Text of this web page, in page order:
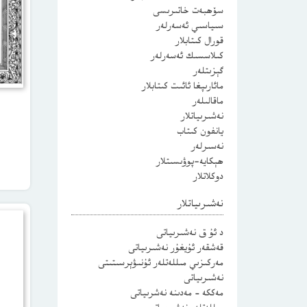
سۆھبەت خاتىرىسى
سىياسىي ئەسەرلەر
قورال كىتابلار
كىلاسسىك ئەسەرلەر
گېزىتلەر
مائارىپغا ئائىت كىتابلار
ماقالىلەر
نەشىرىياتلار
يانفون كىتاب
نەسىرلەر
ھېكايە-پوۋىسىتلار
دوكلاتلار
نەشىرىياتلار
د ئۇ ق نەشىرىياتى
قەشقەر ئۇيغۇر نەشىرىياتى
مەركىزىي مىللەتلەر ئۇنىۋېرسىتىتى
نەشىرىياتى
مەككە – مەدىنە نەشرىياتى